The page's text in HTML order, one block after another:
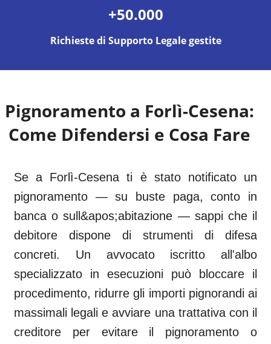
+50.000
Richieste di Supporto Legale gestite
Pignoramento a Forlì-Cesena:
Come Difendersi e Cosa Fare
Se a Forlì-Cesena ti è stato notificato un
pignoramento — su buste paga, conto in
banca o sull&apos;abitazione — sappi che il
debitore dispone di strumenti di difesa
concreti. Un avvocato iscritto all'albo
specializzato in esecuzioni può bloccare il
procedimento, ridurre gli importi pignorandi ai
massimali legali e avviare una trattativa con il
creditore per evitare il pignoramento o